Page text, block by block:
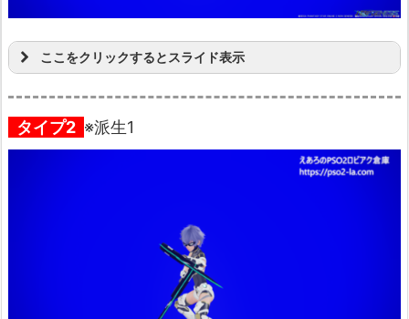
ここをクリックするとスライド表示
タイプ2 ※派生1